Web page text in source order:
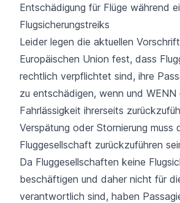
Entschädigung für Flüge während
Flugsicherungstreiks
Leider legen die aktuellen
Europäischen Union fest, dass
rechtlich verpflichtet sind, ihre
zu entschädigen, wenn und
Fahrlässigkeit ihrerseits
Verspätung oder Stornierung muss
Fluggesellschaft zurückzuführen
Da Fluggesellschaften keine
beschäftigen und daher nicht für
verantwortlich sind, haben